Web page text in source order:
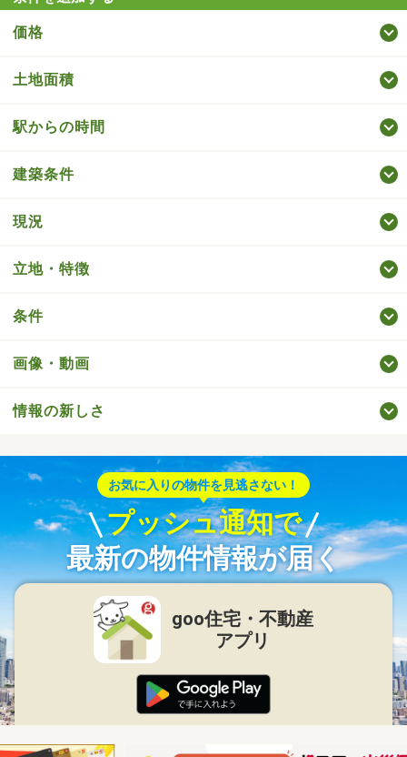
価格
土地面積
駅からの時間
建築条件
現況
立地・特徴
条件
画像・動画
情報の新しさ
お気に入りの物件を見逃さない！
プッシュ通知で
最新の物件情報が届く
goo住宅・不動産
アプリ